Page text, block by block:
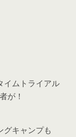
イムトライアル
が！
グキャンプも